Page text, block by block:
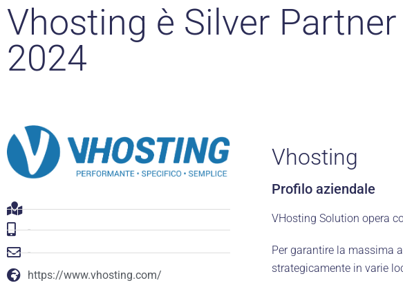
Vhosting è Silver
2024
-
-
https://www.vhosting.com/
Vhosting
Profilo aziendale
VHosting Solution opera
Per garantire la massima
strategicamente in varie